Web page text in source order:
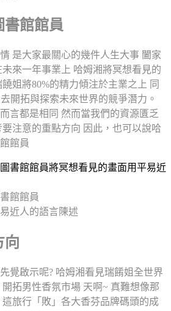
書館館員
是大家最關心的幾件人生大事 闔家
來一年事業上 哈姆湘將冥想看見的
姐將80%的精力傾注於主業之上 同
開拓與探索未來世界的競爭潛力。
言都是相同 然而當我們的資源匱乏
注意的重點方向 因此，也可以說哈
館員
館館員
近人的語言陳述
向
覺啟示呢? 哈姆湘看見瑞餚姐全世界
拓男性香氛市場 天啊~ 真難想像那
旅行「敗」各大香芬品牌碼頭的成